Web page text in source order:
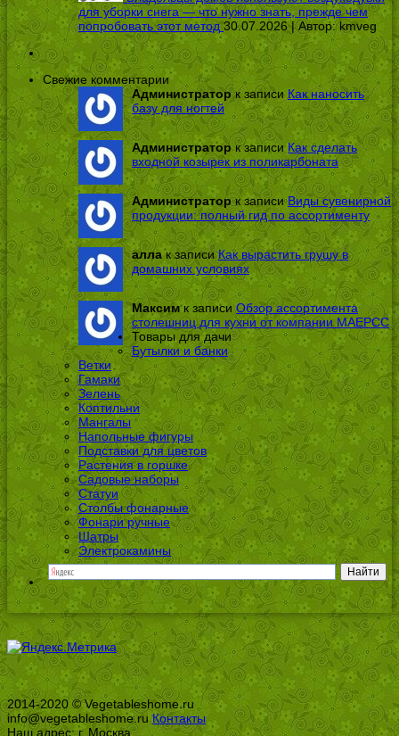
для уборки снега — что нужно знать, прежде чем
попробовать этот метод 30.07.2026 | Автор:kmveg
Свежие комментарии
Администраторк записи Как наносить
базу для ногтей
Администраторк записи Как сделать
входной козырек из поликарбоната
Администраторк записиВиды сувенирной
продукции: полный гид по ассортименту
аллак записиКак вырастить грушу в
домашних условиях
Максимк записиОбзор ассортимента
столешниц для кухни от компании МАЕРСС
Товары для дачи
Бутылки и банки
Ветки
Гамаки
Зелень
Коптильни
Мангалы
Напольные фигуры
Подставки для цветов
Растения в горшке
Садовые наборы
Статуи
Столбы фонарные
Фонари ручные
Шатры
Электрокамины
2014-2020 © Vegetableshome.ru
info@vegetableshome.ruКонтакты
Наш адрес: г. Москва,